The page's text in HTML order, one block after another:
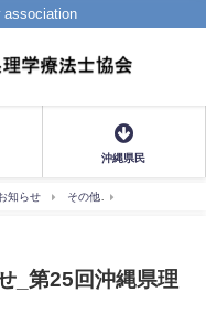
association
沖縄県民
知らせ その他
_第25回沖縄県理